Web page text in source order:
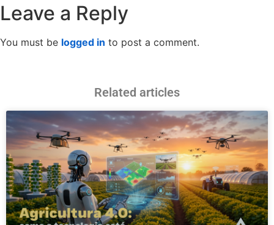
Leave a Reply
You must be logged in to post a comment.
Related articles